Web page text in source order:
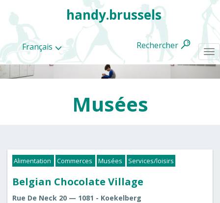
Français
handy.brussels
Rechercher
Musées
Alimentation Commerces Musées Services/loisirs
Belgian Chocolate Village
Rue De Neck 20 — 1081 - Koekelberg